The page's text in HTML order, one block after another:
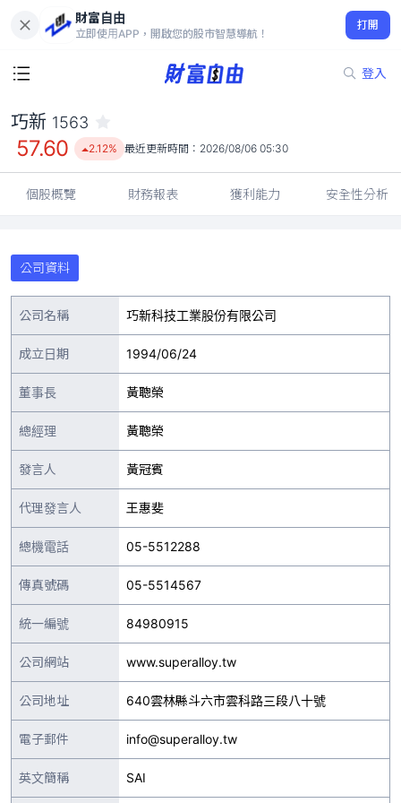
財富自由
立即使用APP，開啟您的股市智慧導航！
打開
登入
57.60
2.12%
巧新 1563
57.60 2.12% 最近更新時間： 2026/08/06 05:30
個股概覽 財務報表 獲利能力 安全性分析
公司資料
公司名稱 巧新科技工業股份有限公司
成立日期 1994/06/24
董事長 黃聰榮
總經理 黃聰榮
發言人 黃冠賓
代理發言人 王惠斐
總機電話 05-5512288
傳真號碼 05-5514567
統一編號 84980915
公司網站 www.superalloy.tw
公司地址 640雲林縣斗六市雲科路三段八十號
電子郵件 info@superalloy.tw
英文簡稱 SAI